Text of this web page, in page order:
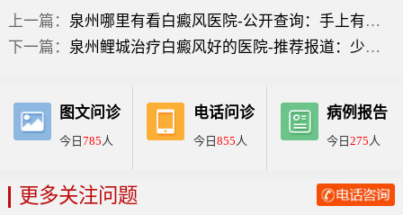
上一篇： 泉州哪里有看白癜风医院-公开查询：手上有白色的小圆点是什么原因？
下一篇： 泉州鲤城治疗白癜风好的医院-推荐报道：少儿白癜风早期症状图片？
图文问诊
今日785人
电话问诊
今日 855人
病例报告
今日275人
更多关注问题